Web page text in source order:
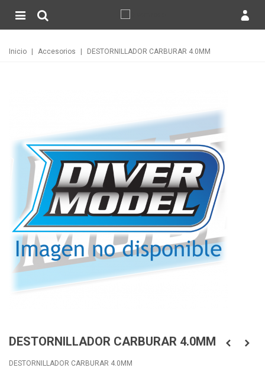
Inicio Accesorios DESTORNILLADOR CARBURAR 4.0MM
DESTORNILLADOR CARBURAR 4.0MM
DESTORNILLADOR CARBURAR 4.0MM